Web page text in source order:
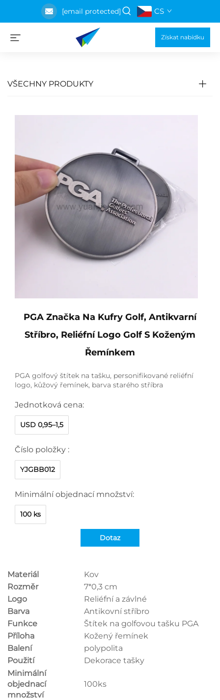
[email protected] CS
Získat nabídku
VŠECHNY PRODUKTY
PGA Značka Na Kufry Golf, Antikvarní
Stříbro, Reliéfní Logo Golf S Koženým
Řemínkem
PGA golfový štítek na tašku, personifikované reliéfní
logo, kůžový řemínek, barva starého stříbra
Jednotková cena:
USD 0,95–1,5
Číslo položky :
YJGBB012
Minimální objednací množství:
100 ks
Dotaz
Materiál
Kov
Rozměr
7*0,3 cm
Logo
Reliéfní a závlné
Barva
Antikovní stříbro
Funkce
Štítek na golfovou tašku PGA
Příloha
Kožený řemínek
Balení
polypolita
Použití
Dekorace tašky
Minimální
objednací
množství
100ks